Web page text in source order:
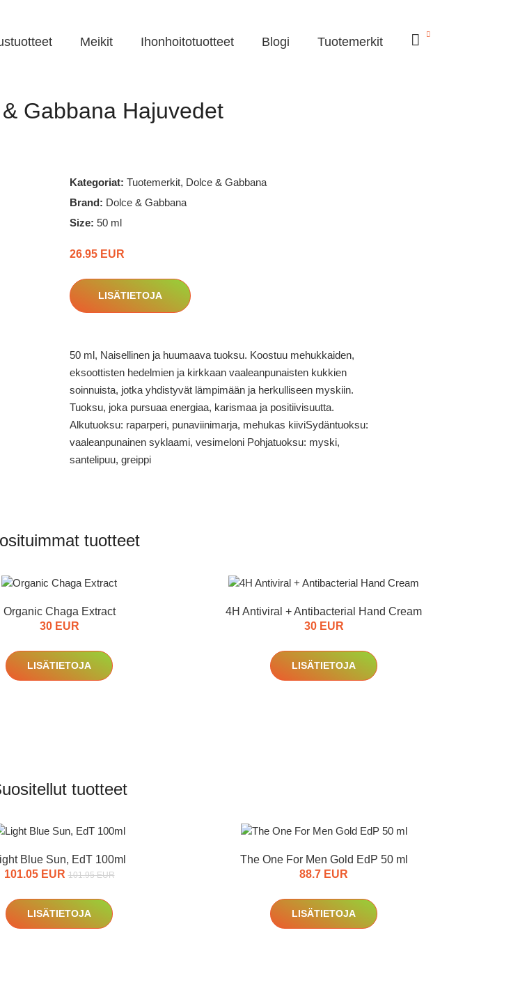
Meikit Ihonhoitotuotteet Blogi Tuotemerkit
Gabbana Hajuvedet
Kategoriat: Tuotemerkit, Dolce & Gabbana
Brand: Dolce & Gabbana
Size: 50 ml
26.95 EUR
LISÄTIETOJA
50 ml, Naisellinen ja huumaava tuoksu. Koostuu mehukkaiden,
eksoottisten hedelmien ja kirkkaan vaaleanpunaisten kukkien
soinnuista, jotka yhdistyvät lämpimään ja herkulliseen myskiin.
Tuoksu, joka pursuaa energiaa, karismaa ja positiivisuutta.
Alkutuoksu: raparperi, punaviinimarja, mehukas kiiviSydäntuoksu:
vaaleanpunainen syklaami, vesimeloni Pohjatuoksu: myski,
santelipuu, greippi
tuotteet
Organic Chaga Extract
30 EUR
LISÄTIETOJA
4H Antiviral + Antibacterial Hand Cream
30 EUR
LISÄTIETOJA
tuotteet
Blue Sun, EdT 100ml
101.05 EUR 101.95 EUR
LISÄTIETOJA
The One For Men Gold EdP 50 ml
88.7 EUR
LISÄTIETOJA